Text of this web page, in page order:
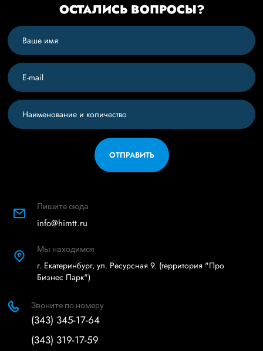
ОСТАЛИСЬ ВОПРОСЫ?
ОТПРАВИТЬ
Звоните по номеру
(343) 345-17-64
(343) 319-17-59
Мы находимся
г. Екатеринбург, ул. Ресурсная 9. (территория "Про
Бизнес Парк")
Пишите сюда
info@himtt.ru